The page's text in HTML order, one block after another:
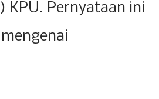
KPU. Pernyataan ini